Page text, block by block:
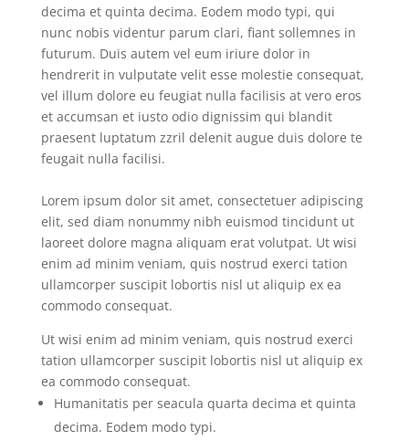
decima et quinta decima. Eodem modo typi, qui
nunc nobis videntur parum clari, fiant sollemnes in
futurum. Duis autem vel eum iriure dolor in
hendrerit in vulputate velit esse molestie consequat,
vel illum dolore eu feugiat nulla facilisis at vero eros
et accumsan et iusto odio dignissim qui blandit
praesent luptatum zzril delenit augue duis dolore te
feugait nulla facilisi.
Lorem ipsum dolor sit amet, consectetuer adipiscing
elit, sed diam nonummy nibh euismod tincidunt ut
laoreet dolore magna aliquam erat volutpat. Ut wisi
enim ad minim veniam, quis nostrud exerci tation
ullamcorper suscipit lobortis nisl ut aliquip ex ea
commodo consequat.
Ut wisi enim ad minim veniam, quis nostrud exerci
tation ullamcorper suscipit lobortis nisl ut aliquip ex
ea commodo consequat.
Humanitatis per seacula quarta decima et quinta
decima. Eodem modo typi.